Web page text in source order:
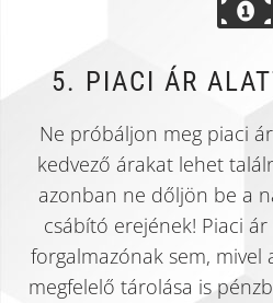
5. PIACI ÁR
Ne próbáljon meg piaci
kedvező árakat lehet
azonban ne dőljön be a
csábító erejének! Piaci
forgalmazónak sem, mivel
megfelelő tárolása is